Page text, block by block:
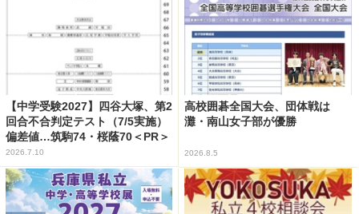
【中学受験2027】四谷大塚、第2
回合不合判定テスト（7/5実施）
偏差値…筑駒74・桜蔭70＜PR＞
2026.7.10
高校囲碁全国大会、団体戦は
灘・南山女子部が優勝
2026.8.5